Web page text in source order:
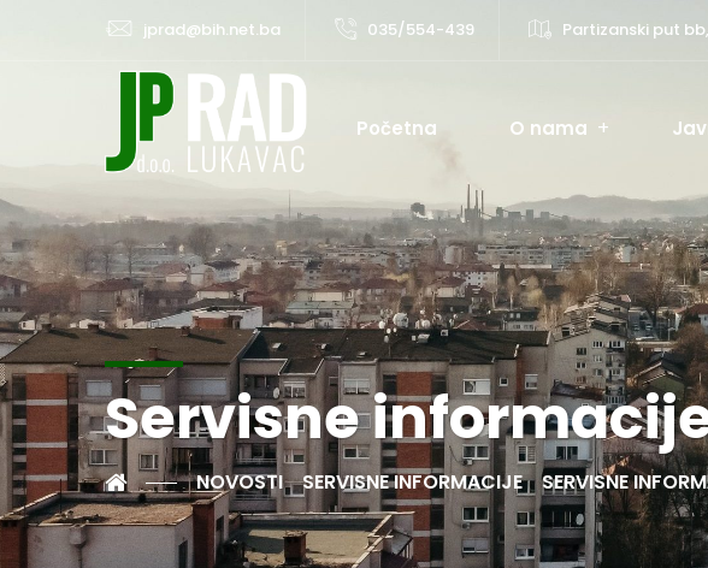
jprad@bih.net.ba 035/554-439 Partizanski put
Početna O nama
Servisne
NOVOSTI SERVISNE INFORMACIJE SERVISNE